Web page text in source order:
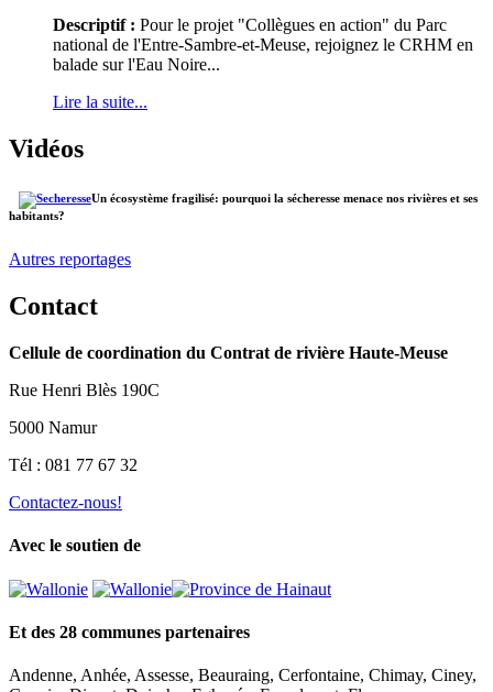
Descriptif : Pour le projet "Collègues en action" du Parc
national de l'Entre-Sambre-et-Meuse, rejoignez le CRHM en
balade sur l'Eau Noire...
Lire la suite...
Vidéos
Un écosystème fragilisé: pourquoi la sécheresse menace nos rivières et ses
habitants?
Autres reportages
Contact
Cellule de coordination du Contrat de rivière Haute-Meuse
Rue Henri Blès 190C
5000 Namur
Tél : 081 77 67 32
Contactez-nous!
Avec le soutien de
Et des 28 communes partenaires
Andenne, Anhée, Assesse, Beauraing, Cerfontaine, Chimay, Ciney,